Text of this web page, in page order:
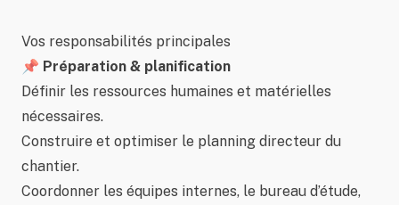
Vos responsabilités principales
📌 Préparation & planification
Définir les ressources humaines et matérielles
nécessaires.
Construire et optimiser le planning directeur du
chantier.
Coordonner les équipes internes, le bureau d’étude,